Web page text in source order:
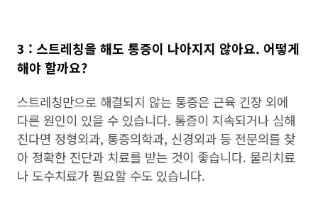
3 : 스트레칭을 해도 통증이 나아지지 않아요. 어떻게
해야 할까요?
스트레칭만으로 해결되지 않는 통증은 근육 긴장 외에
다른 원인이 있을 수 있습니다. 통증이 지속되거나 심해
진다면 정형외과, 통증의학과, 신경외과 등 전문의를 찾
아 정확한 진단과 치료를 받는 것이 좋습니다. 물리치료
나 도수치료가 필요할 수도 있습니다.